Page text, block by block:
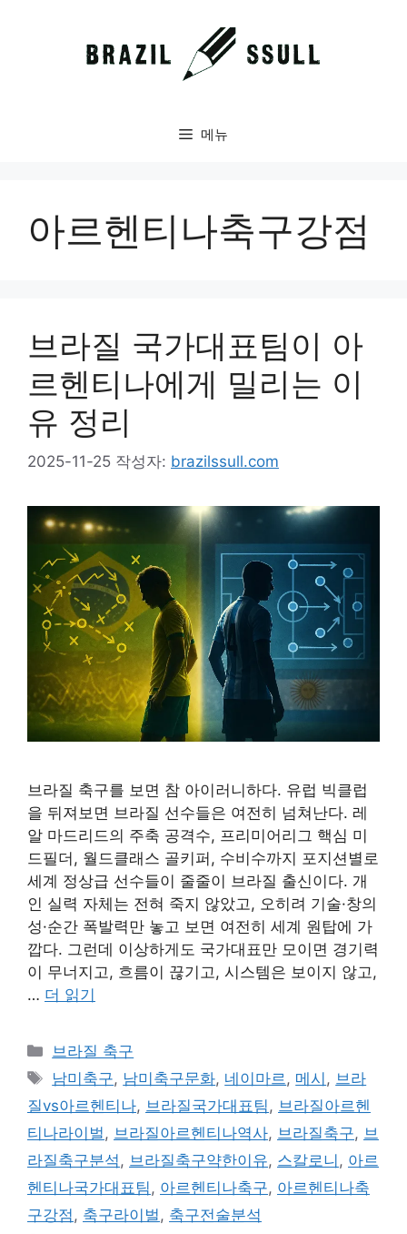
메뉴
아르헨티나축구강점
브라질 국가대표팀이 아
르헨티나에게 밀리는 이
유 정리
2025-11-25 작성자: brazilssull.com
브라질 축구를 보면 참 아이러니하다. 유럽 빅클럽
을 뒤져보면 브라질 선수들은 여전히 넘쳐난다. 레
알 마드리드의 주축 공격수, 프리미어리그 핵심 미
드필더, 월드클래스 골키퍼, 수비수까지 포지션별로
세계 정상급 선수들이 줄줄이 브라질 출신이다. 개
인 실력 자체는 전혀 죽지 않았고, 오히려 기술·창의
성·순간 폭발력만 놓고 보면 여전히 세계 원탑에 가
깝다. 그런데 이상하게도 국가대표만 모이면 경기력
이 무너지고, 흐름이 끊기고, 시스템은 보이지 않고,
… 더 읽기
카
테
고
리
브라질 축구
태
그
남미축구, 남미축구문화, 네이마르 , 메시 , 브라
질vs아르헨티나, 브라질국가대표팀 , 브라질아르헨
티나라이벌 , 브라질아르헨티나역사, 브라질축구, 브
라질축구분석 , 브라질축구약한이유, 스칼로니 , 아르
헨티나국가대표팀 , 아르헨티나축구, 아르헨티나축
구강점 , 축구라이벌 , 축구전술분석